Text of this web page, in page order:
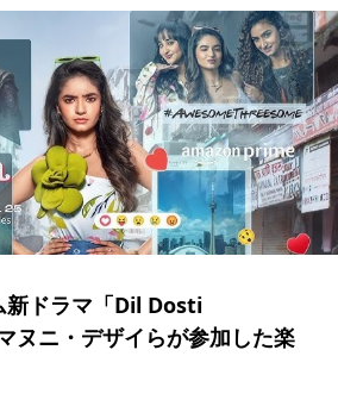
ドラマ「Dil Dosti
ヌニ・デザイらが参加した楽